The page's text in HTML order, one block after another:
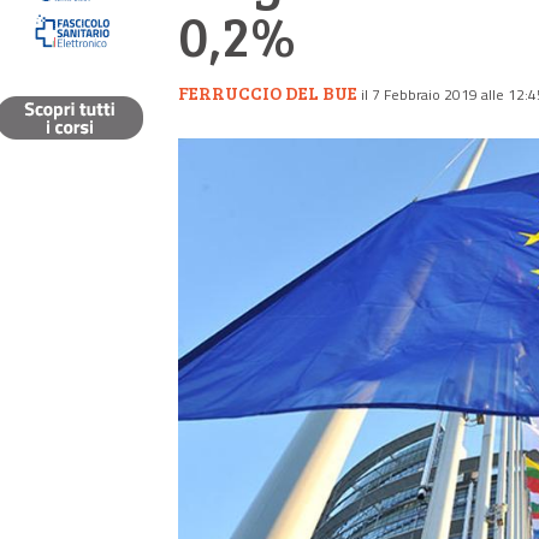
0,2%
FERRUCCIO DEL BUE il 7 Febbraio 2019 alle